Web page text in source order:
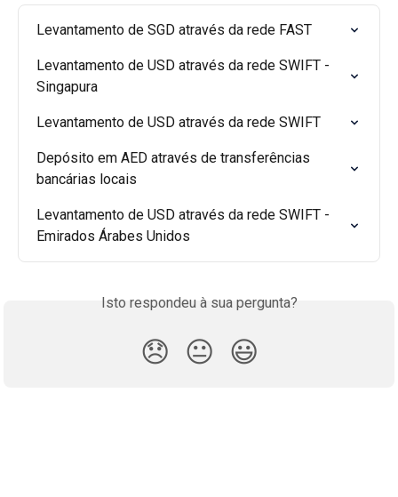
Levantamento de SGD através da rede FAST
Levantamento de USD através da rede SWIFT -
Singapura
Levantamento de USD através da rede SWIFT
Depósito em AED através de transferências
bancárias locais
Levantamento de USD através da rede SWIFT -
Emirados Árabes Unidos
Isto respondeu à sua pergunta?
😞 😐 😃